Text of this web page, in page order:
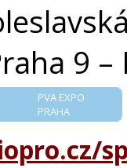
9 –
PVA EXPO
PRAHA